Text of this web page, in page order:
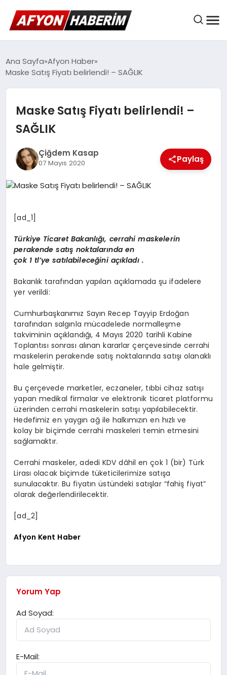
AFYON HABER
BELEDIYELER
EKONOMI
SPOR
MAGAZIN
SAĞLIK
TEKNOLOJI
Ana Sayfa Afyon Haber
Maske Satış Fiyatı belirlendi! – SAĞLIK
Maske Satış Fiyatı belirlendi! –
SAĞLIK
Çiğdem Kasap
07 Mayıs 2020 Paylaş
[ad_1]
Türkiye Ticaret Bakanlığı, cerrahi maskelerin
perakende satış noktalarında en
çok 1 tl’ye satılabileceğini açıkladı .
Bakanlık tarafından yapılan açıklamada şu ifadelere
yer verildi:
Cumhurbaşkanımız Sayın Recep Tayyip Erdoğan
tarafından salgınla mücadelede normalleşme
takviminin açıklandığı, 4 Mayıs 2020 tarihli Kabine
Toplantısı sonrası alınan kararlar çerçevesinde cerrahi
maskelerin perakende satış noktalarında satışı olanaklı
hale gelmiştir.
Bu çerçevede marketler, eczaneler, tıbbi cihaz satışı
yapan medikal firmalar ve elektronik ticaret platformu
üzerinden cerrahi maskelerin satışı yapılabilecektir.
Hedefimiz en yaygın ağ ile halkımızın en hızlı ve
kolay bir biçimde cerrahi maskeleri temin etmesini
sağlamaktır.
Cerrahi maskeler, adedi KDV dâhil en çok 1 (bir) Türk
Lirası olacak biçimde tüketicilerimize satışa
sunulacaktır. Bu fiyatın üstündeki satışlar “fahiş fiyat”
olarak değerlendirilecektir.
[ad_2]
Afyon Kent Haber
Yorum Yap
Ad Soyad:
E-Mail: